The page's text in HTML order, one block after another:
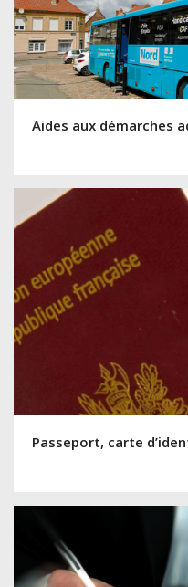
Aides aux démarches
Passeport, carte